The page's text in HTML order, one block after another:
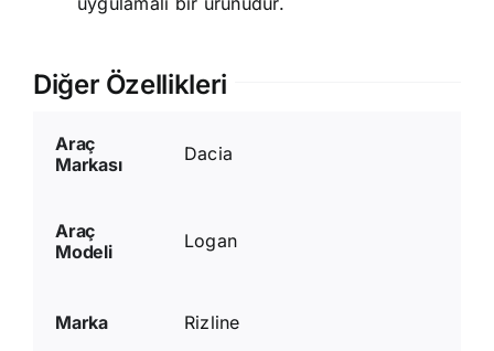
Diğer Özellikleri
Araç
Markası
Dacia
Araç
Modeli
Logan
Marka Rizline